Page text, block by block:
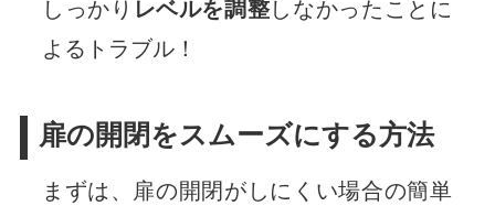
しっかり レベルを調整しなかったことに
よるトラブル！
扉の開閉をスムーズにする方法
まずは、扉の開閉がしにくい場合の簡単